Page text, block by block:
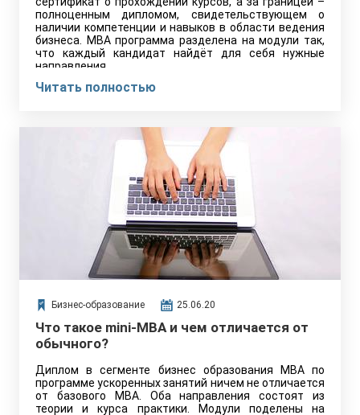
полноценным дипломом, свидетельствующем о
наличии компетенции и навыков в области ведения
бизнеса. MBA программа разделена на модули так,
что каждый кандидат найдёт для себя нужные
направления.
Читать полностью
Бизнес-образование 25.06.20
Что такое mini-MBA и чем отличается от
обычного?
Диплом в сегменте бизнес образования MBA по
программе ускоренных занятий ничем не отличается
от базового MBA. Оба направления состоят из
теории и курса практики. Модули поделены на